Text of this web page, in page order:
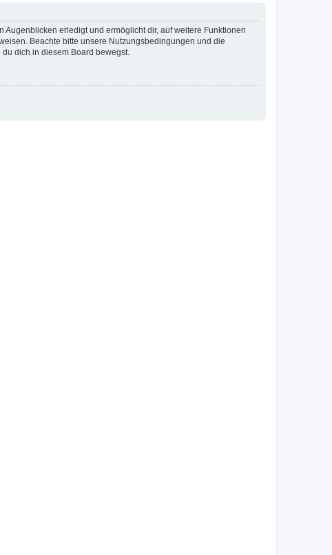
erledigt und ermöglicht dir, auf weitere Funktionen
Beachte bitte unsere Nutzungsbedingungen und die
dich in diesem Board bewegst.